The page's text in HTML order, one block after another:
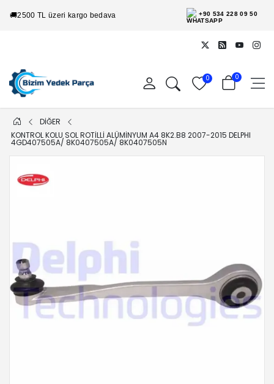
🚚2500 TL üzeri kargo bedava +90 534 228 09 50
0 0
DİĞER
KONTROL KOLU SOL ROTILLI ALÜMINYUM A4 8K2.B8 2007-2015 DELPHI
4GD407505A/ 8K0407505A/ 8K0407505N